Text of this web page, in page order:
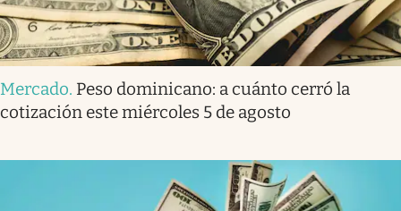
Mercado. Peso dominicano: a cuánto cerró la
cotización este miércoles 5 de agosto